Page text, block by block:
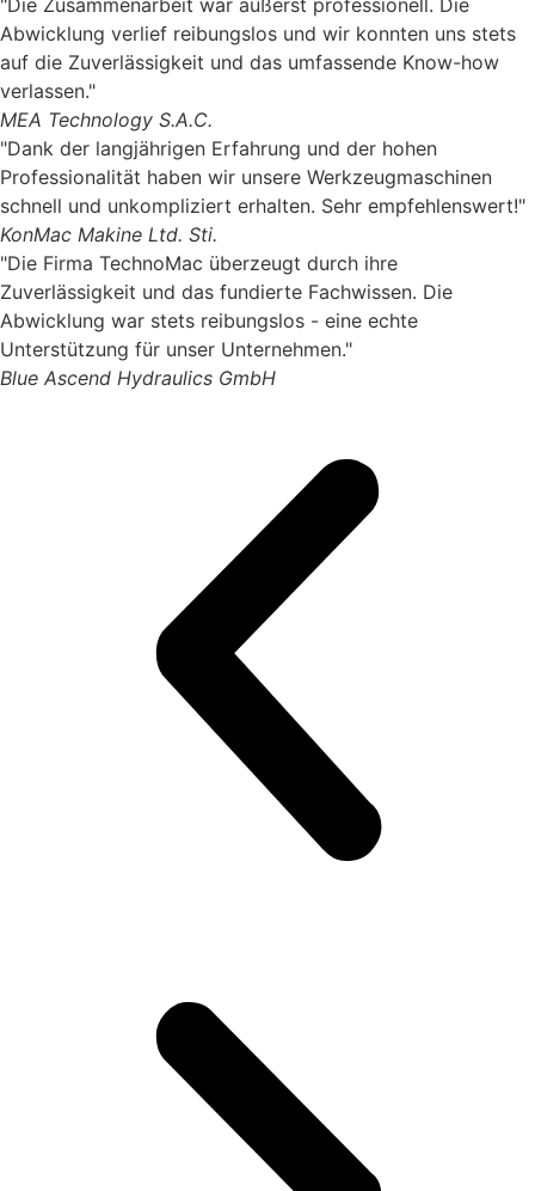
Abwicklung verlief reibungslos und wir konnten uns stets
auf die Zuverlässigkeit und das umfassende Know-how
verlassen."
MEA Technology S.A.C.
"Dank der langjährigen Erfahrung und der hohen
Professionalität haben wir unsere Werkzeugmaschinen
schnell und unkompliziert erhalten. Sehr empfehlenswert!"
KonMac Makine Ltd. Sti.
"Die Firma TechnoMac überzeugt durch ihre
Zuverlässigkeit und das fundierte Fachwissen. Die
Abwicklung war stets reibungslos - eine echte
Unterstützung für unser Unternehmen."
Blue Ascend Hydraulics GmbH